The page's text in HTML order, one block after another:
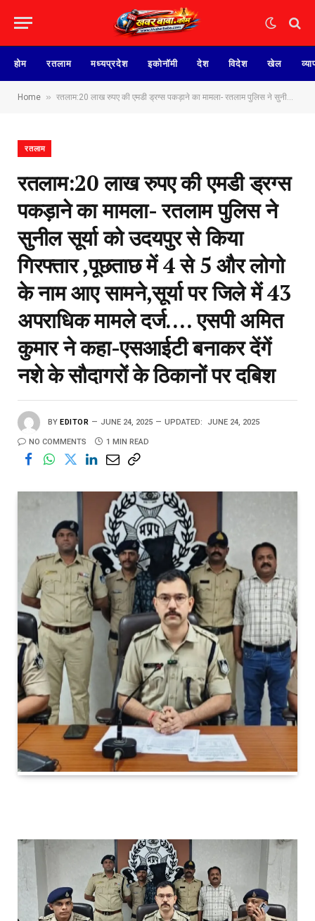
होम रतलाम मध्यप्रदेश इकोनॉमी देश विदेश खेल
Home » रतलाम:20 लाख रुपए की एमडी ड्रग्स पकड़ाने का मामला- रतलाम पुलिस ने सुनील सूर्या को उदयपुर से किया गिरफ्तार ,पूछताछ में 4 से 5 और लोगो के नाम आए सामने,सूर्या पर जिले में 43 अपराधिक मामले दर्ज…. एसपी अमित कुमार ने कहा-एसआईटी बनाकर देंगें नशे के सौदागरों के ठिकानों पर दबिश
रतलाम
रतलाम:20 लाख रुपए की एमडी ड्रग्स
पकड़ाने का मामला- रतलाम पुलिस ने
सुनील सूर्या को उदयपुर से किया
गिरफ्तार ,पूछताछ में 4 से 5 और लोगो
के नाम आए सामने,सूर्या पर जिले में 43
अपराधिक मामले दर्ज…. एसपी अमित
कुमार ने कहा-एसआईटी बनाकर देंगें
नशे के सौदागरों के ठिकानों पर दबिश
BY EDITOR JUNE 24, 2025 UPDATED: JUNE 24, 2025
NO COMMENTS 1 MIN READ